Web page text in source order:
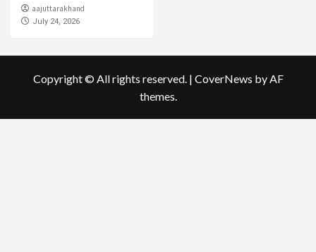
aajuttarakhand
July 24, 2026
Copyright © All rights reserved. | CoverNews by AF
themes.